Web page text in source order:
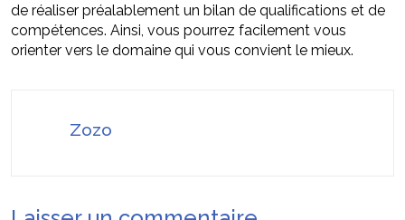
de réaliser préalablement un bilan de qualifications et de
compétences. Ainsi, vous pourrez facilement vous
orienter vers le domaine qui vous convient le mieux.
Zozo